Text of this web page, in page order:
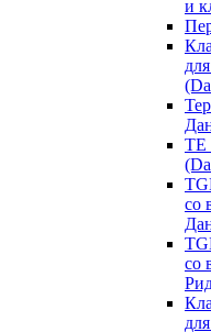
и
TE
со
со